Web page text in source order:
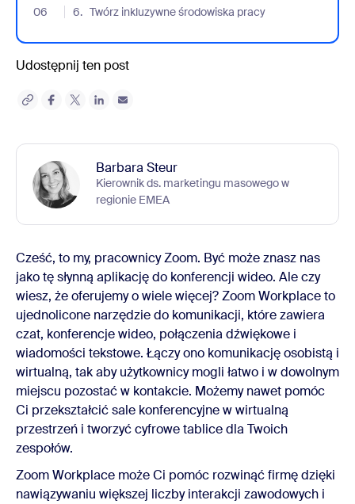
06
6. Twórz inkluzywne środowiska pracy
- Jumplink to 6. Twórz inkluzywne środowiska pracy
Udostępnij ten post
Barbara Steur
Kierownik ds. marketingu masowego w
regionie EMEA
Cześć, to my, pracownicy Zoom. Być może znasz nas
jako tę słynną aplikację do konferencji wideo. Ale czy
wiesz, że oferujemy o wiele więcej? Zoom Workplace to
ujednolicone narzędzie do komunikacji, które zawiera
czat, konferencje wideo, połączenia dźwiękowe i
wiadomości tekstowe. Łączy ono komunikację osobistą i
wirtualną, tak aby użytkownicy mogli łatwo i w dowolnym
miejscu pozostać w kontakcie. Możemy nawet pomóc
Ci przekształcić sale konferencyjne w wirtualną
przestrzeń i tworzyć cyfrowe tablice dla Twoich
zespołów.
Zoom Workplace może Ci pomóc rozwinąć firmę dzięki
nawiązywaniu większej liczby interakcji zawodowych i